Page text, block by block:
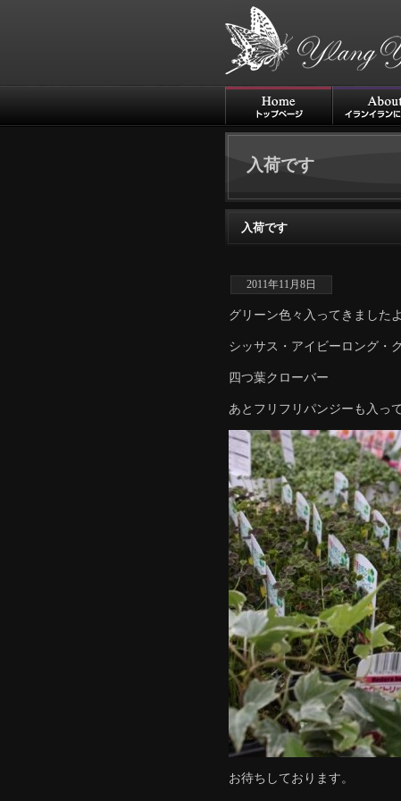
入荷です
入荷です
2011年11月8日
グリーン色々入ってきました
シッサス・アイビーロング・
四つ葉クローバー
あとフリフリパンジーも入っ
お待ちしております。